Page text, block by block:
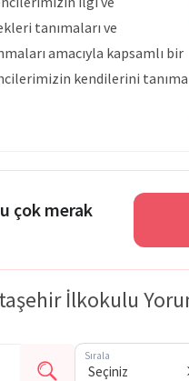
tanımaları ve
amacıyla kapsamlı bir
kendilerini tanıma
rehberlik etmeye devam
çok merak
İlkokulu
Sırala